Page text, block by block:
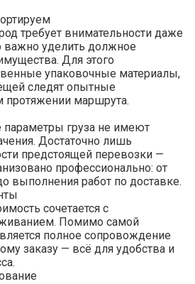
требует внимательности даже
важно уделить должное
Для этого
упаковочные материалы,
следят опытные
протяжении маршрута.
параметры груза не имеют
Достаточно лишь
предстоящей перевозки —
профессионально: от
выполнения работ по доставке.
сочетается с
Помимо самой
полное сопровождение
заказу — всё для удобства и